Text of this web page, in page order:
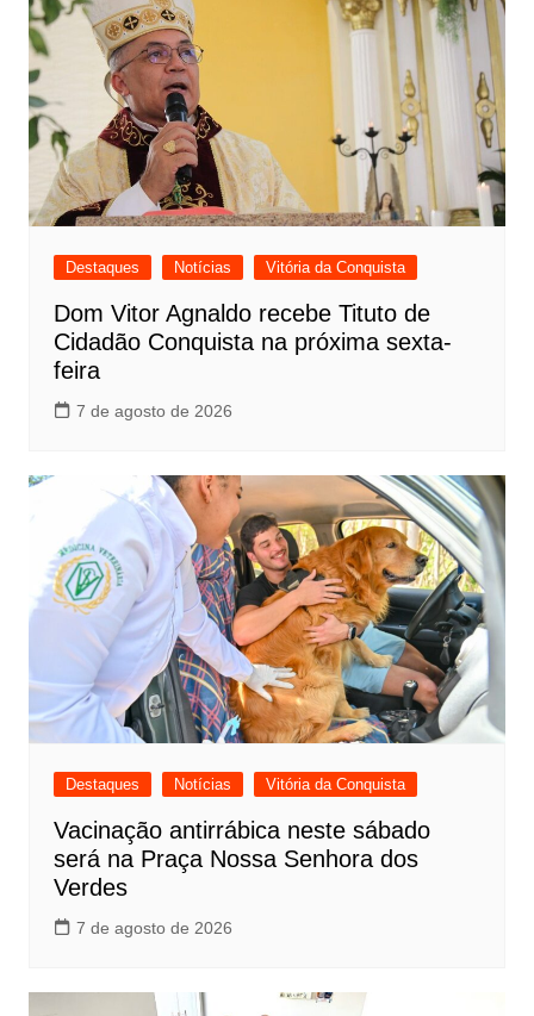
Destaques Notícias Vitória da Conquista
Dom Vitor Agnaldo recebe Tituto de
Cidadão Conquista na próxima sexta-
feira
7 de agosto de 2026
Destaques Notícias Vitória da Conquista
Vacinação antirrábica neste sábado
será na Praça Nossa Senhora dos
Verdes
7 de agosto de 2026